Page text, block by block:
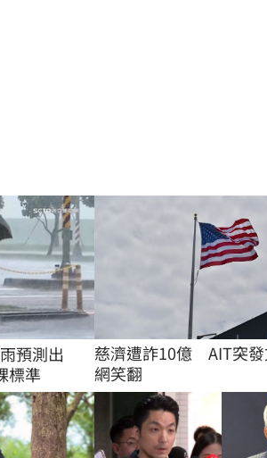
預測出
標準
慈濟遭詐10億　AIT突
網笑翻